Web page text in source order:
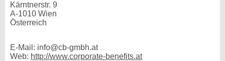
Kärntnerstr. 9
A-1010 Wien
Österreich
E-Mail: info@cb-gmbh.at
Web: http://www.corporate-benefits.at